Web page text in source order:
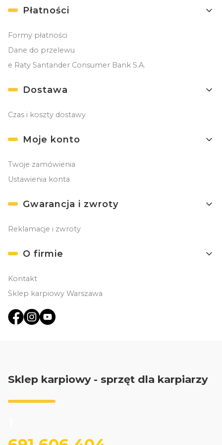
Płatności
Formy płatności
Dane do przelewu
e Raty Santander Consumer Bank S.A.
Dostawa
Czas i koszty dostawy
Moje konto
Twoje zamówienia
Ustawienia konta
Gwarancja i zwroty
Reklamacje i zwroty
O firmie
Kontakt
Sklep karpiowy Warszawa
Sklep karpiowy - sprzęt dla karpiarzy